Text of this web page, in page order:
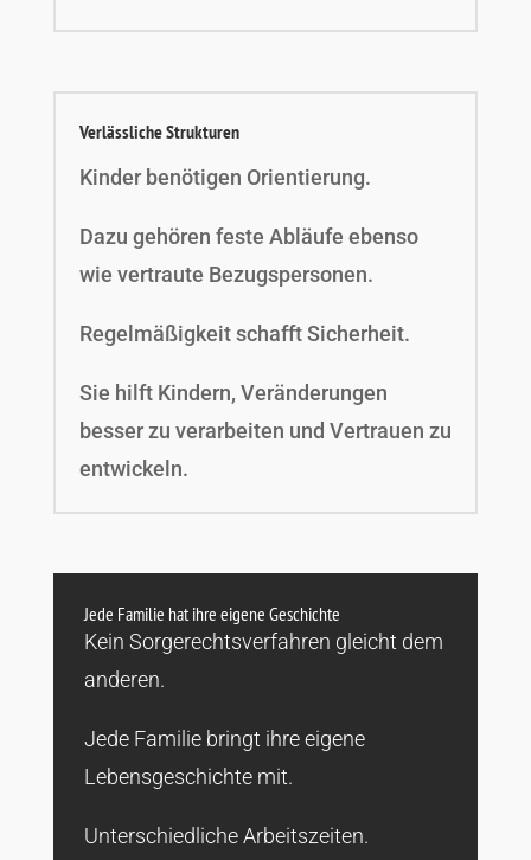
Verlässliche Strukturen
Kinder benötigen Orientierung.
Dazu gehören feste Abläufe ebenso
wie vertraute Bezugspersonen.
Regelmäßigkeit schafft Sicherheit.
Sie hilft Kindern, Veränderungen
besser zu verarbeiten und Vertrauen zu
entwickeln.
Jede Familie hat ihre eigene Geschichte
Kein Sorgerechtsverfahren gleicht dem
anderen.
Jede Familie bringt ihre eigene
Lebensgeschichte mit.
Unterschiedliche Arbeitszeiten.